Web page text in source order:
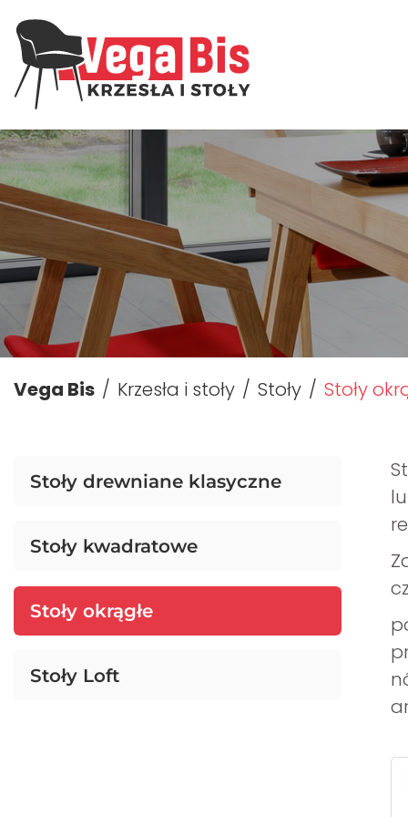
Vega Bis Krzesła i stoły Stoły Stoły
Stoły drewniane klasyczne
Stoły kwadratowe
Stoły okrągłe
Stoły Loft